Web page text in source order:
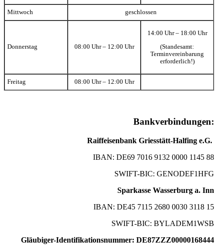
Mittwoch geschlossen
Donnerstag 08:00 Uhr – 12:00 Uhr
14:00 Uhr – 18:00 Uhr
(Standesamt:
Terminvereinbarung
erforderlich!)
Freitag 08:00 Uhr – 12:00 Uhr
Bankverbindungen:
Raiffeisenbank Griesstätt-Halfing e.G.
IBAN: DE69 7016 9132 0000 1145 88
SWIFT-BIC: GENODEF1HFG
Sparkasse Wasserburg a. Inn
IBAN: DE45 7115 2680 0030 3118 15
SWIFT-BIC: BYLADEM1WSB
Gläubiger-Identifikationsnummer: DE87ZZZ00000168444